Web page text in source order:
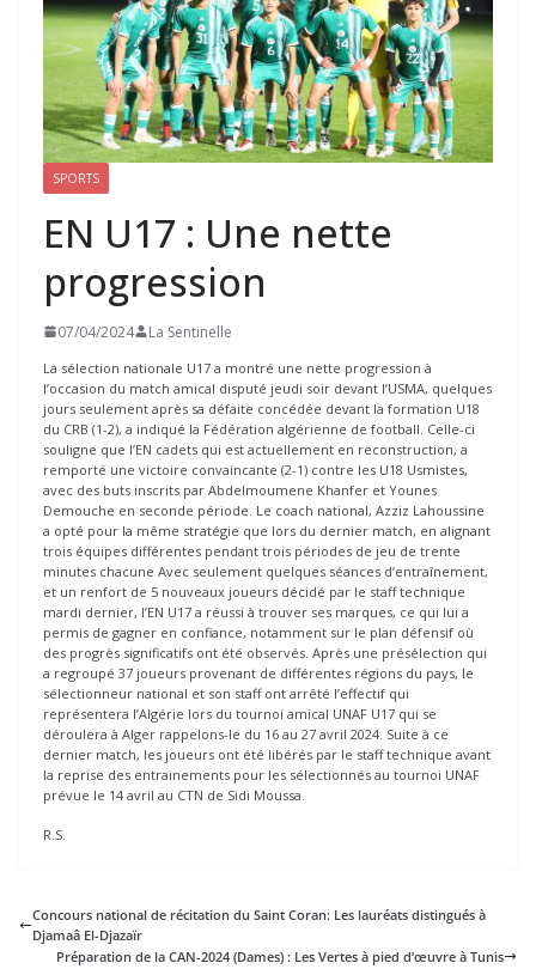
SPORTS
EN U17 : Une nette
progression
07/04/2024 La Sentinelle
La sélection nationale U17 a montré une nette progression à
l’occasion du match amical disputé jeudi soir devant l’USMA, quelques
jours seulement après sa défaite concédée devant la formation U18
du CRB (1-2), a indiqué la Fédération algérienne de football. Celle-ci
souligne que l’EN cadets qui est actuellement en reconstruction, a
remporté une victoire convaincante (2-1) contre les U18 Usmistes,
avec des buts inscrits par Abdelmoumene Khanfer et Younes
Demouche en seconde période. Le coach national, Azziz Lahoussine
a opté pour la même stratégie que lors du dernier match, en alignant
trois équipes différentes pendant trois périodes de jeu de trente
minutes chacune Avec seulement quelques séances d’entraînement,
et un renfort de 5 nouveaux joueurs décidé par le staff technique
mardi dernier, l’EN U17 a réussi à trouver ses marques, ce qui lui a
permis de gagner en confiance, notamment sur le plan défensif où
des progrès significatifs ont été observés. Après une présélection qui
a regroupé 37 joueurs provenant de différentes régions du pays, le
sélectionneur national et son staff ont arrêté l’effectif qui
représentera l’Algérie lors du tournoi amical UNAF U17 qui se
déroulera à Alger rappelons-le du 16 au 27 avril 2024. Suite à ce
dernier match, les joueurs ont été libérés par le staff technique avant
la reprise des entrainements pour les sélectionnés au tournoi UNAF
prévue le 14 avril au CTN de Sidi Moussa.
R.S.
Concours national de récitation du Saint Coran: Les lauréats distingués à
Djamaâ El-Djazaïr
Préparation de la CAN-2024 (Dames) : Les Vertes à pied d’œuvre à Tunis